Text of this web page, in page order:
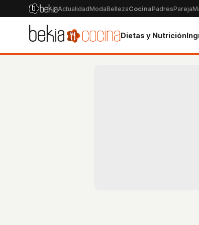
ActualidadModaBellezaCocinaPadresPareja
Dietas y Nutrición